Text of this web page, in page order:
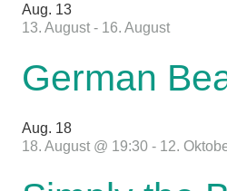
Aug. 13
13. August - 16. August
German
Aug. 18
18. August @ 19:30 - 12.